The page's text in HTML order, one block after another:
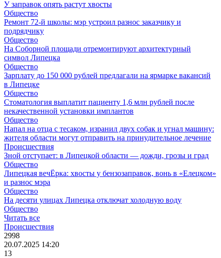
У заправок опять растут хвосты
Общество
Ремонт 72‑й школы: мэр устроил разнос заказчику и
подрядчику
Общество
На Соборной площади отремонтируют архитектурный
символ Липецка
Общество
Зарплату до 150 000 рублей предлагали на ярмарке вакансий
в Липецке
Общество
Стоматология выплатит пациенту 1,6 млн рублей после
некачественной установки имплантов
Общество
Напал на отца с тесаком, изранил двух собак и угнал машину:
жителя области могут отправить на принудительное лечение
Происшествия
Зной отступает: в Липецкой области — дожди, грозы и град
Общество
Липецкая вечЁрка: хвосты у бензозаправок, вонь в «Елецком»
и разнос мэра
Общество
На десяти улицах Липецка отключат холодную воду
Общество
Читать все
Происшествия
2998
20.07.2025 14:20
13